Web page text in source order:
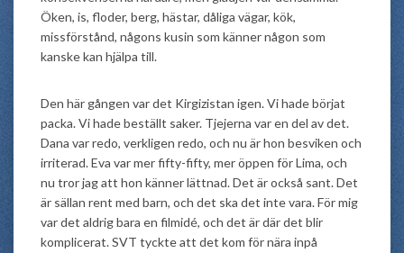
Öken, is, floder, berg, hästar, dåliga vägar, kök,
missförstånd, någons kusin som känner någon som
kanske kan hjälpa till.
Den här gången var det Kirgizistan igen. Vi hade börjat
packa. Vi hade beställt saker. Tjejerna var en del av det.
Dana var redo, verkligen redo, och nu är hon besviken och
irriterad. Eva var mer fifty-fifty, mer öppen för Lima, och
nu tror jag att hon känner lättnad. Det är också sant. Det
är sällan rent med barn, och det ska det inte vara. För mig
var det aldrig bara en filmidé, och det är där det blir
komplicerat. SVT tyckte att det kom för nära inpå